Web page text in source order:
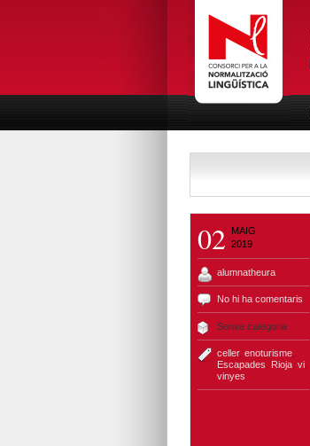
02
MAIG
2019
alumnatheura
No hi ha comentaris
Sense categoria
celler, enoturisme,
Escapades
Rioja, vi,
vinyes